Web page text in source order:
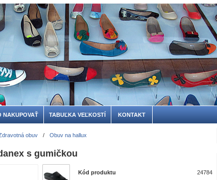
NAKUPOVAŤ TABUĽKA VEĽKOSTÍ KONTAKT
obuv / Obuv na hallux
s gumičkou
Kód produktu 24784